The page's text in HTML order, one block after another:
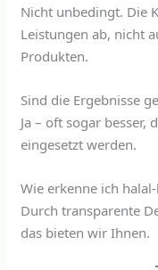
Nicht unbedingt. Die
Leistungen ab, nicht
Produkten.
Sind die Ergebnisse
Ja – oft sogar besser,
eingesetzt werden.
Wie erkenne ich
Durch transparente
das bieten wir Ihnen.